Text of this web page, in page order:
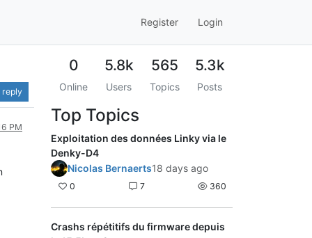
Register Login
reply
PM
0
Online
5.8k
Users
565
Topics
5.3k
Posts
Top Topics
Exploitation des données Linky via le
Denky-D4
Nicolas Bernaerts18 days ago
0 7 360
Crashs répétitifs du firmware depuis